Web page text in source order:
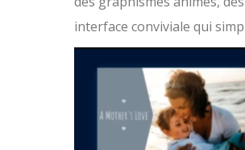
interface conviviale qui